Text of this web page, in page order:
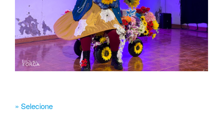
» Selecione